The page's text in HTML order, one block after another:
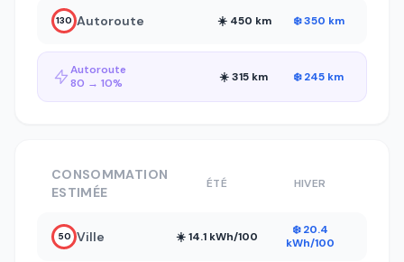
130 Autoroute ☀️ 450 km ❄️ 350 km
Autoroute
80 → 10%
☀️ 315 km ❄️ 245 km
CONSOMMATION
ESTIMÉE
ÉTÉ HIVER
50 Ville ☀️ 14.1 kWh/100
❄️ 20.4
kWh/100